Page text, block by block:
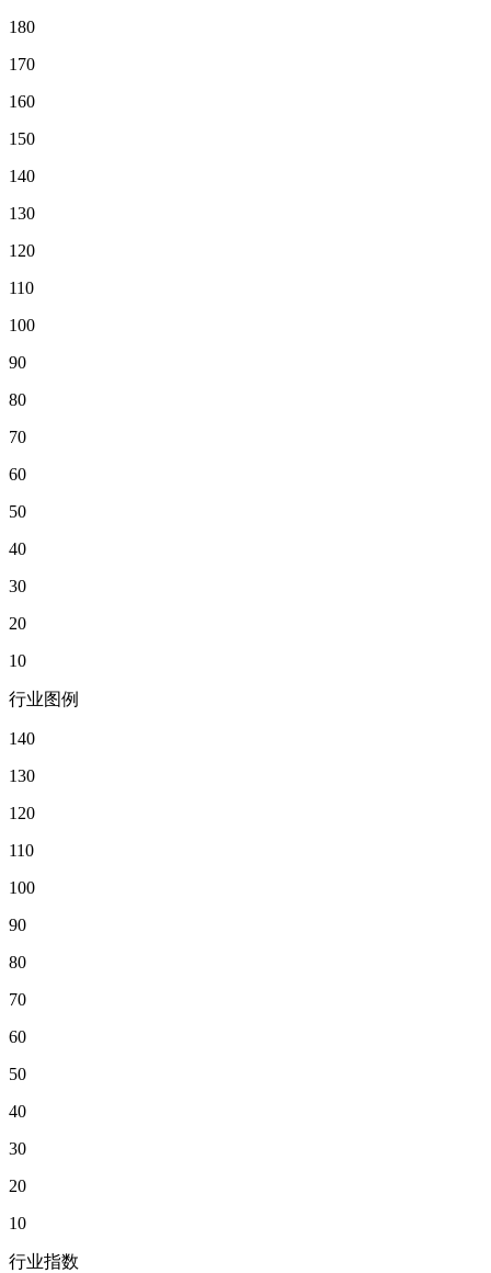
180
170
160
150
140
130
120
110
100
90
80
70
60
50
40
30
20
10
行业图例
140
130
120
110
100
90
80
70
60
50
40
30
20
10
行业指数